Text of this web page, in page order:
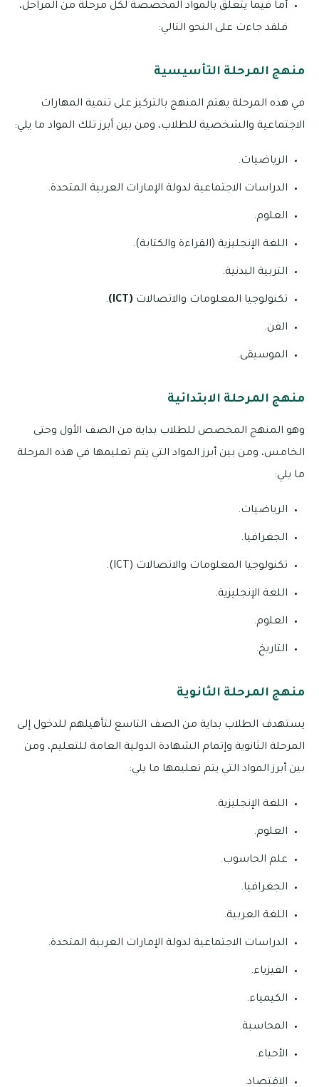
أما فيما يتعلق بالمواد المخصصة لكل مرحلة من المراحل،
فلقد جاءت على النحو التالي:
منهج المرحلة التأسيسية
في هذه المرحلة يهتم المنهج بالتركيز على تنمية المهارات
الاجتماعية والشخصية للطلاب، ومن بين أبرز تلك المواد ما يلي:
الرياضيات.
الدراسات الاجتماعية لدولة الإمارات العربية المتحدة.
العلوم.
اللغة الإنجليزية (القراءة والكتابة).
التربية البدنية.
تكنولوجيا المعلومات والاتصالات (ICT)
.
الفن.
الموسيقى.
منهج المرحلة الابتدائية
وهو المنهج المخصص للطلاب بداية من الصف الأول وحتى
الخامس، ومن بين أبرز المواد التي يتم تعليمها في هذه المرحلة
ما يلي:
الرياضيات.
الجغرافيا.
تكنولوجيا المعلومات والاتصالات (ICT).
اللغة الإنجليزية.
العلوم.
التاريخ.
منهج المرحلة الثانوية
يستهدف الطلاب بداية من الصف التاسع لتأهيلهم للدخول إلى
المرحلة الثانوية وإتمام الشهادة الدولية العامة للتعليم، ومن
بين أبرز المواد التي يتم تعليمها ما يلي:
اللغة الإنجليزية.
العلوم.
علم الحاسوب.
الجغرافيا.
اللغة العربية.
الدراسات الاجتماعية لدولة الإمارات العربية المتحدة.
الفيزياء.
الكيمياء.
المحاسبة.
الأحياء.
الاقتصاد.